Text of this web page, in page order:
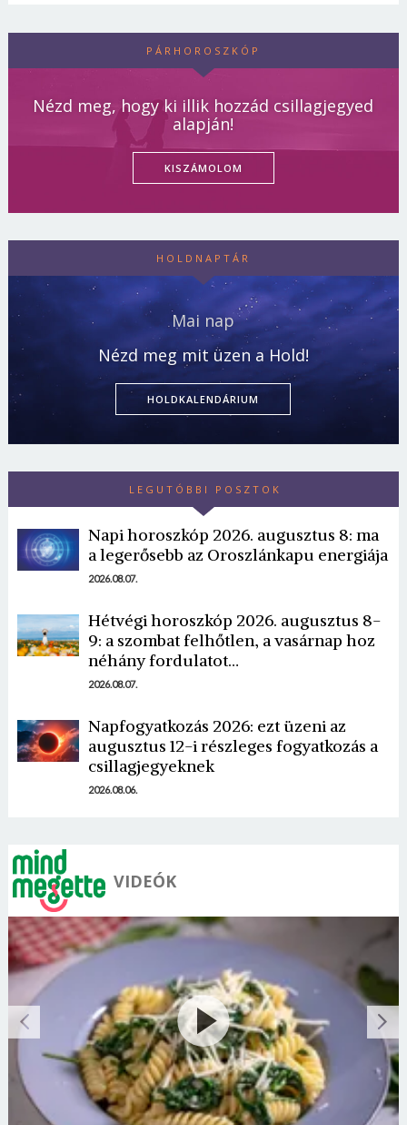
PÁRHOROSZKÓP
Nézd meg, hogy ki illik hozzád csillagjegyed
alapján!
KISZÁMOLOM
HOLDNAPTÁR
Mai nap
Nézd meg mit üzen a Hold!
HOLDKALENDÁRIUM
LEGUTÓBBI POSZTOK
Napi horoszkóp 2026. augusztus 8: ma
a legerősebb az Oroszlánkapu energiája
2026.08.07.
Hétvégi horoszkóp 2026. augusztus 8-
9: a szombat felhőtlen, a vasárnap hoz
néhány fordulatot…
2026.08.07.
Napfogyatkozás 2026: ezt üzeni az
augusztus 12-i részleges fogyatkozás a
csillagjegyeknek
2026.08.06.
VIDEÓK